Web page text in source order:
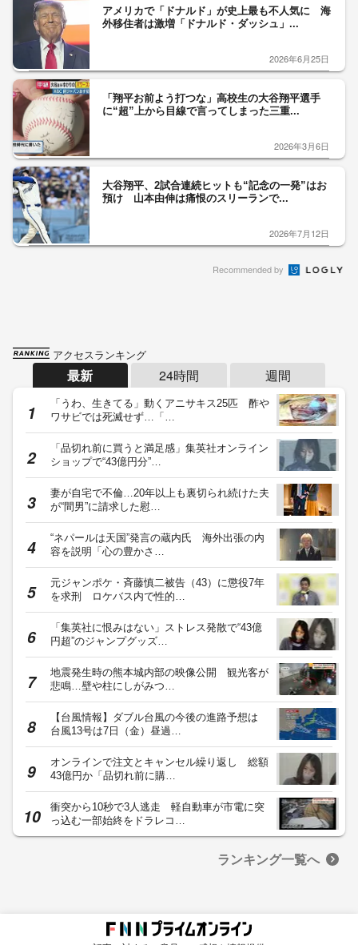
アメリカで「ドナルド」が史上最も不人気に 海
外移住者は激増「ドナルド・ダッシュ」...
2026年6月25日
「翔平お前よう打つな」高校生の大谷翔平選手
に“超”上から目線で言ってしまった三重...
2026年3月6日
大谷翔平、2試合連続ヒットも“記念の一発”はお
預け 山本由伸は痛恨のスリーランで...
2026年7月12日
Recommended by
アクセスランキング
最新 24時間 週間
「うわ、生きてる」動くアニサキス25匹 酢や
ワサビでは死滅せず…「…
「品切れ前に買うと満足感」集英社オンライン
ショップで“43億円分”…
妻が自宅で不倫…20年以上も裏切られ続けた夫
が“間男”に請求した慰…
“ネパールは天国”発言の蔵内氏 海外出張の内
容を説明「心の豊かさ…
元ジャンポケ・斉藤慎二被告（43）に懲役7年
を求刑 ロケバス内で性的…
「集英社に恨みはない」ストレス発散で“43億
円超”のジャンプグッズ…
地震発生時の熊本城内部の映像公開 観光客が
悲鳴…壁や柱にしがみつ…
【台風情報】ダブル台風の今後の進路予想は
台風13号は7日（金）昼過…
オンラインで注文とキャンセル繰り返し 総額
43億円か「品切れ前に購…
衝突から10秒で3人逃走 軽自動車が市電に突
っ込む一部始終をドラレコ…
ランキング一覧へ